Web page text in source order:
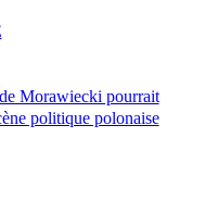
Morawiecki pourrait
politique polonaise